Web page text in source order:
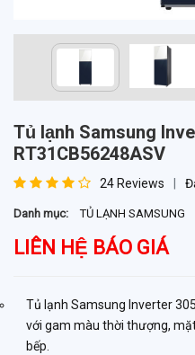
Tủ lạnh Samsung
RT31CB56248ASV
24 Reviews
Danh mục: TỦ LẠNH SAMSUNG
LIÊN HỆ BÁO GIÁ
Tủ lạnh Samsung Inverter
với gam màu thời thượng,
bếp.